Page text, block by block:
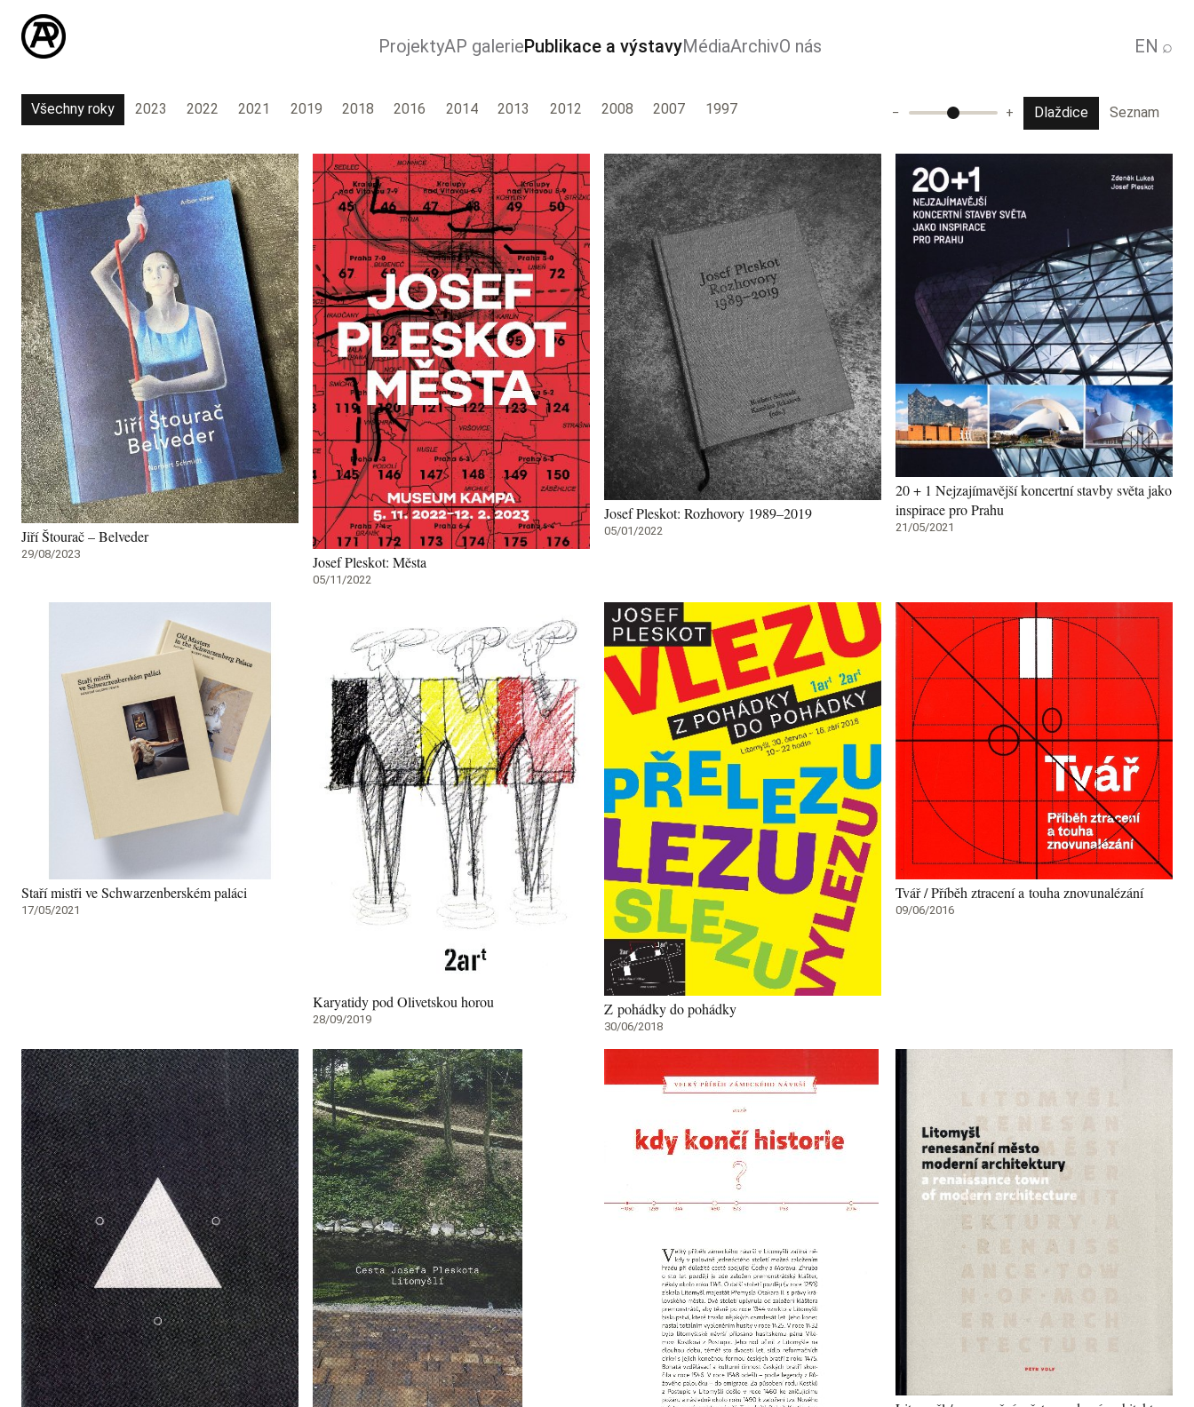
ProjektyAP galeriePublikace a výstavyMédiaArchivO nás EN ⌕
Všechny roky 2023 2022 2021 2019 2018 2016 2014 2013 2012 2008 2007 1997 − + Dlaždice Seznam
Jiří Štourač – Belveder
29/08/2023 Josef Pleskot: Města
05/11/2022
Josef Pleskot: Rozhovory 1989–2019
05/01/2022
20 + 1 Nejzajímavější koncertní stavby světa jako
inspirace pro Prahu
21/05/2021
Staří mistři ve Schwarzenberském paláci
17/05/2021
Karyatidy pod Olivetskou horou
28/09/2019
Z pohádky do pohádky
30/06/2018
Tvář / Příběh ztracení a touha znovunalézání
09/06/2016